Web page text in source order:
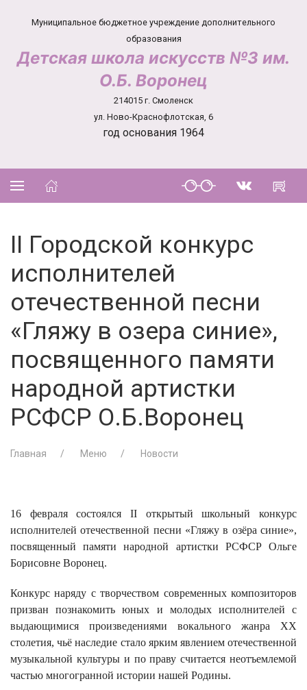
Муниципальное бюджетное учреждение дополнительного
образования
Детская школа искусств №3 им.
О.Б. Воронец
214015 г. Смоленск
ул. Ново-Краснофлотская, 6
год основания 1964
II Городской конкурс
исполнителей
отечественной песни
«Гляжу в озера синие»,
посвященного памяти
народной артистки
РСФСР О.Б.Воронец
Главная Меню Новости
16 февраля состоялся II открытый школьный конкурс
исполнителей отечественной песни «Гляжу в озёра синие»,
посвященный памяти народной артистки РСФСР Ольге
Борисовне Воронец.
Конкурс наряду с творчеством современных композиторов
призван познакомить юных и молодых исполнителей с
выдающимися произведениями вокального жанра XX
столетия, чьё наследие стало ярким явлением отечественной
музыкальной культуры и по праву считается неотъемлемой
частью многогранной истории нашей Родины.